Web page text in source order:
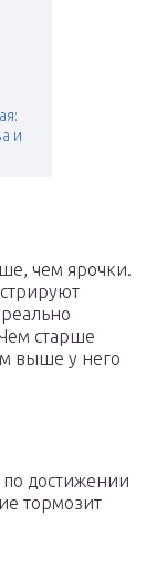
и
чем ярочки.
старше
выше у него
достижении
тормозит